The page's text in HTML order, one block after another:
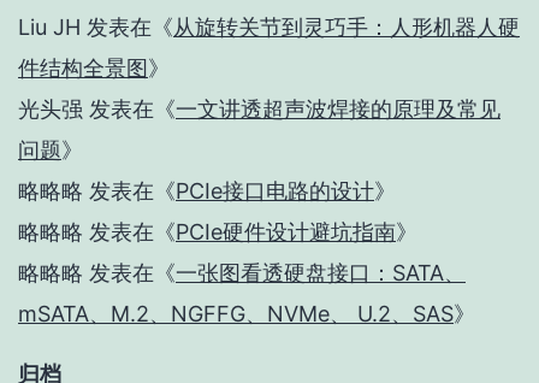
Liu JH 发表在《从旋转关节到灵巧手：人形机器人硬
件结构全景图》
光头强 发表在《一文讲透超声波焊接的原理及常见
问题》
略略略 发表在《PCIe接口电路的设计》
略略略 发表在《PCIe硬件设计避坑指南》
略略略 发表在《一张图看透硬盘接口：SATA、
mSATA、M.2、NGFFG、NVMe、 U.2、SAS》
归档